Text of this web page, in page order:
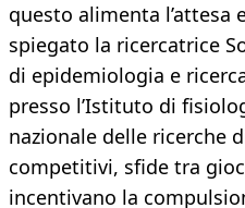
questo alimenta l’attesa
spiegato la ricercatrice
di epidemiologia e
presso l’Istituto di
nazionale delle ricerche
competitivi, sfide tra
incentivano la